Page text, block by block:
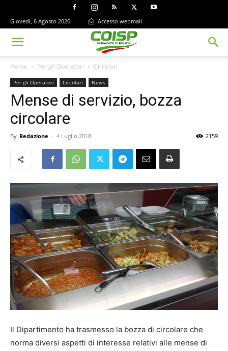
Giovedì, 6 Agosto 2026 Accesso webmail
Home Per gli Operatori Circolari
Per gli Operatori Circolari News
Mense di servizio, bozza
circolare
By Redazione - 4 Luglio 2018 2159
Il Dipartimento ha trasmesso la bozza di circolare che
norma diversi aspetti di interesse relativi alle mense di